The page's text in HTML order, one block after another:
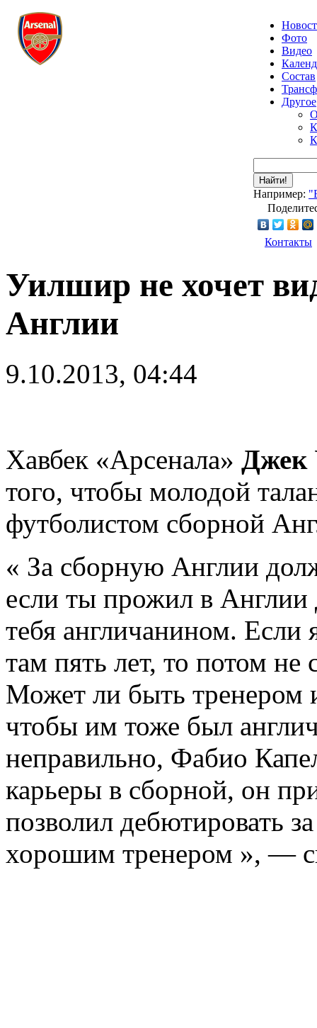
Фото
Видео
Состав
Другое
Найти!
Например:
Контакты
Уилшир не хочет
Англии
9.10.2013, 04:44
Хавбек «Арсенала» Джек
того, чтобы молодой
футболистом сборной
« За сборную Англии
если ты прожил в Англии
тебя англичанином.
там пять лет, то потом не
Может ли быть тренером
чтобы им тоже был
неправильно, Фабио
карьеры в сборной, он
позволил дебютировать
хорошим тренером », —